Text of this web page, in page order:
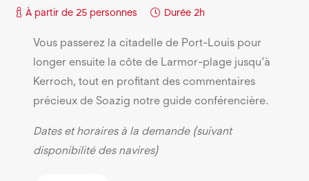
À partir de 25 personnes Durée 2h
Vous passerez la citadelle de Port-Louis pour
longer ensuite la côte de Larmor-plage jusqu’à
Kerroch, tout en profitant des commentaires
précieux de Soazig notre guide conférencière.
Dates et horaires à la demande (suivant
disponibilité des navires)